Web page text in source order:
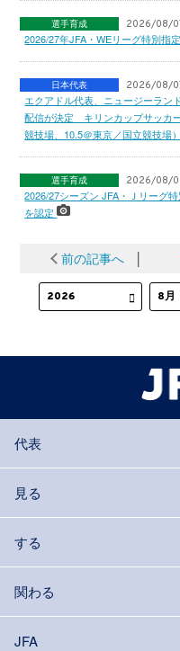
選手育成 2026/08/
2026/27年JFA・WEリーグ特別指
日本代表 2026/08/
エクアドル代表、ニュージーラン
配信が決定 キリンカップサッカ
競技場、10.5＠東京／国立競技場
選手育成 2026/08/
2026/27シーズン JFA・Ｊリーグ
を認定
前の記事へ │
代表
見る
する
関わる
JFA